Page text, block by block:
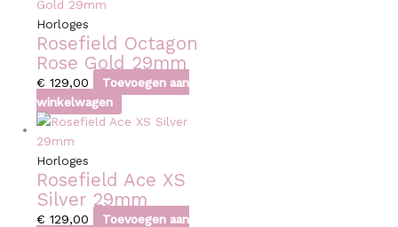
Horloges
Rosefield Octagon
Rose Gold 29mm
€ 129,00
Toevoegen aan
winkelwagen
Horloges
Rosefield Ace XS
Silver 29mm
€ 129,00
Toevoegen aan